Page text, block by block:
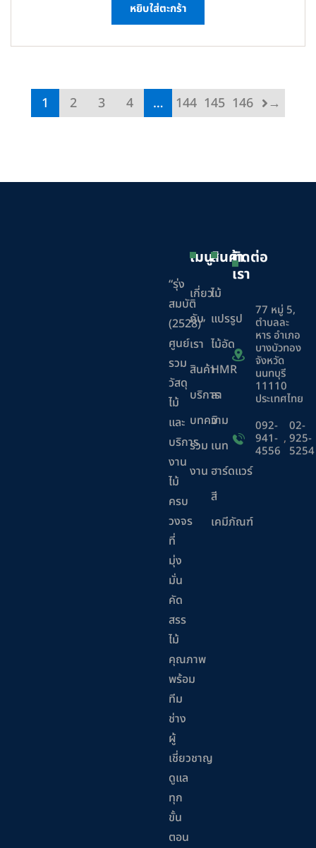
หยิบใส่ตะกร้า
1 2 3 4 … 144 145 146 →
“รุ่ง
สมบัติ
(2528)”
ศูนย์
รวม
วัสดุ
ไม้
และ
บริการ
งาน
ไม้
ครบ
วงจร
ที่
มุ่ง
มั่น
คัด
สรร
ไม้
คุณภาพ
พร้อม
ทีม
ช่าง
ผู้
เชี่ยวชาญ
ดูแล
ทุก
ขั้น
ตอน
เมนู
เกี่ยว
กับ
เรา
สินค้า
บริการ
บทความ
ร่วม
งาน
สินค้า
ไม้
แปรรูป
ไม้อัด
HMR
ลา
มิ
เนท
ฮาร์ดแวร์
สี
เคมีภัณฑ์
ติดต่อ
เรา
77 หมู่ 5,
ตำบลละ
หาร อำเภอ
บางบัวทอง
จังหวัด
นนทบุรี
11110
ประเทศไทย
092-
941-
4556
,
02-
925-
5254